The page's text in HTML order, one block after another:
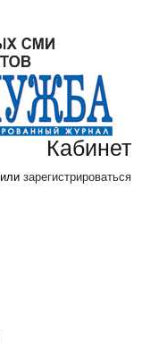
Кабинет
или зарегистрироваться